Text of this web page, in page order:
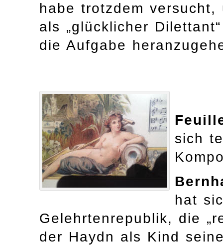
habe trotzdem
als „glücklicher
die Aufgabe
sich
hat
Gelehrtenrepublik, die
der Haydn als Kind